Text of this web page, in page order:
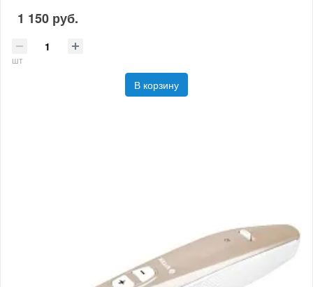
1 150 руб.
шт
В корзину